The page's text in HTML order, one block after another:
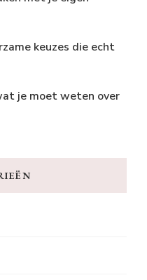
keuzes die echt
je moet weten over